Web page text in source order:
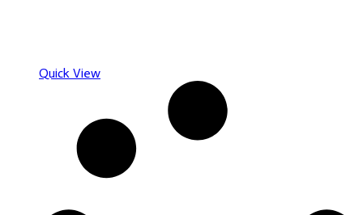
Quick View